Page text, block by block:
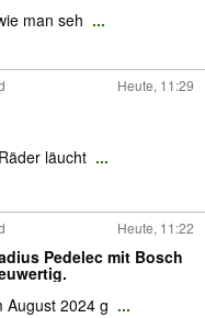
man seh ...
Heute, 11:29
läucht ...
Heute, 11:22
Pedelec mit Bosch
August 2024 g ...